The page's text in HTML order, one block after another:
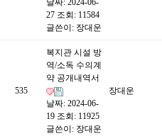
날짜: 2024-06-
27 조회: 11584
글쓴이: 장대운
535
복지관 시설 방
역/소독 수의계
약 공개내역서
날짜: 2024-06-
19 조회: 11925
글쓴이: 장대운
장대운